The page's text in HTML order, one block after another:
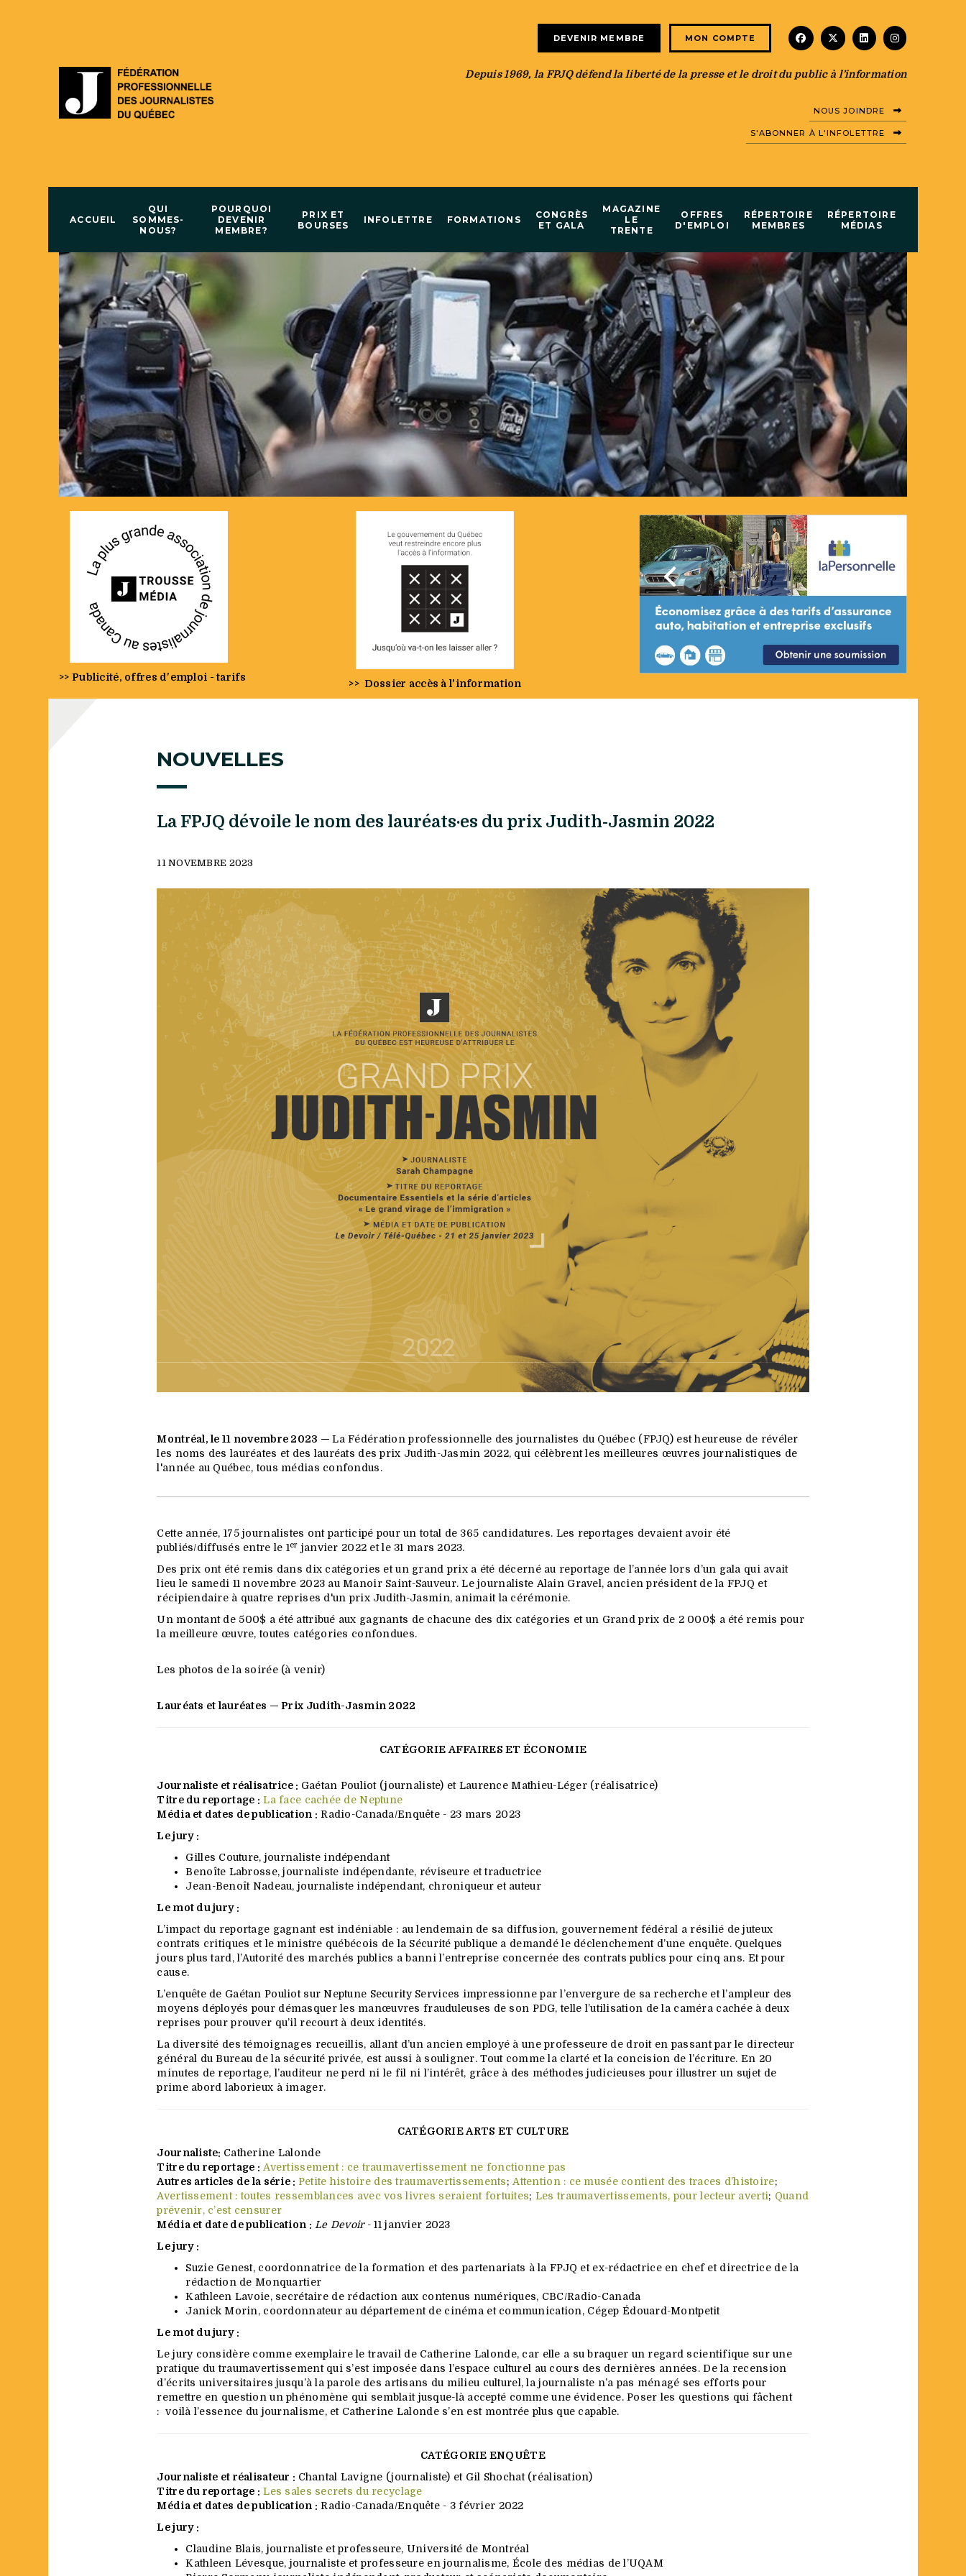
DEVENIR MEMBRE MON COMPTE facebook x-twitterlinkedininstagram
Depuis 1969, la FPJQ défend la liberté de la presse et le droit du public à l’information
NOUS JOINDRE
S'ABONNER À L'INFOLETTRE
ACCUEIL
QUI
SOMMES-
NOUS?
POURQUOI
DEVENIR
MEMBRE?
PRIX ET
BOURSES
INFOLETTRE FORMATIONS
CONGRÈS
ET GALA
MAGAZINE
LE
TRENTE
OFFRES
D'EMPLOI
RÉPERTOIRE
MEMBRES
RÉPERTOIRE
MÉDIAS
>> Publicité, offres d'emploi - tarifs
>> Dossier accès à l'information
Précédent
NOUVELLES
La FPJQ dévoile le nom des lauréats·es du prix Judith-Jasmin 2022
11 NOVEMBRE 2023
Montréal, le 11 novembre 2023 —La Fédération professionnelle des journalistes du Québec (FPJQ) est heureuse de révéler
les noms des lauréates et des lauréats des prix Judith-Jasmin 2022, qui célèbrent les meilleures œuvres journalistiques de
l'année au Québec, tous médias confondus.
Cette année, 175 journalistes ont participé pour un total de 365 candidatures. Les reportages devaient avoir été
publiés/diffusés entre le 1er janvier 2022 et le 31 mars 2023.
Des prix ont été remis dans dix catégories et un grand prix a été décerné au reportage de l’année lors d’un gala qui avait
lieu le samedi 11 novembre 2023 au Manoir Saint-Sauveur. Le journaliste Alain Gravel, ancien président de la FPJQ et
récipiendaire à quatre reprises d'un prix Judith-Jasmin, animait la cérémonie.
Un montant de 500$ a été attribué aux gagnants de chacune des dix catégories et un Grand prix de 2 000$ a été remis pour
la meilleure œuvre, toutes catégories confondues.
Les photos de la soirée (à venir)
Lauréats et lauréates — Prix Judith-Jasmin 2022
CATÉGORIE AFFAIRES ET ÉCONOMIE
Journaliste et réalisatrice : Gaétan Pouliot (journaliste) et Laurence Mathieu-Léger (réalisatrice)
Titre du reportage : La face cachée de Neptune
Média et dates de publication : Radio-Canada/Enquête - 23 mars 2023
Le jury :
Gilles Couture, journaliste indépendant
Benoîte Labrosse, journaliste indépendante, réviseure et traductrice
Jean-Benoît Nadeau, journaliste indépendant, chroniqueur et auteur
Le mot du jury :
L’impact du reportage gagnant est indéniable : au lendemain de sa diffusion, gouvernement fédéral a résilié de juteux
contrats critiques et le ministre québécois de la Sécurité publique a demandé le déclenchement d’une enquête. Quelques
jours plus tard, l’Autorité des marchés publics a banni l’entreprise concernée des contrats publics pour cinq ans. Et pour
cause.
L’enquête de Gaétan Pouliot sur Neptune Security Services impressionne par l’envergure de sa recherche et l’ampleur des
moyens déployés pour démasquer les manœuvres frauduleuses de son PDG, telle l’utilisation de la caméra cachée à deux
reprises pour prouver qu’il recourt à deux identités.
La diversité des témoignages recueillis, allant d’un ancien employé à une professeure de droit en passant par le directeur
général du Bureau de la sécurité privée, est aussi à souligner. Tout comme la clarté et la concision de l’écriture. En 20
minutes de reportage, l’auditeur ne perd ni le fil ni l’intérêt, grâce à des méthodes judicieuses pour illustrer un sujet de
prime abord laborieux à imager.
CATÉGORIE ARTS ET CULTURE
Journaliste: Catherine Lalonde
Titre du reportage : Avertissement : ce traumavertissement ne fonctionne pas
Autres articles de la série : Petite histoire des traumavertissements;Attention : ce musée contient des traces d’histoire;
Avertissement : toutes ressemblances avec vos livres seraient fortuites; Les traumavertissements, pour lecteur averti; Quand
prévenir, c’est censurer
Média et date de publication : Le Devoir - 11 janvier 2023
Le jury :
Suzie Genest, coordonnatrice de la formation et des partenariats à la FPJQ et ex-rédactrice en chef et directrice de la
rédaction de Monquartier
Kathleen Lavoie, secrétaire de rédaction aux contenus numériques, CBC/Radio-Canada
Janick Morin, coordonnateur au département de cinéma et communication, Cégep Édouard-Montpetit
Le mot du jury :
Le jury considère comme exemplaire le travail de Catherine Lalonde, car elle a su braquer un regard scientifique sur une
pratique du traumavertissement qui s’est imposée dans l’espace culturel au cours des dernières années. De la recension
d’écrits universitaires jusqu’à la parole des artisans du milieu culturel, la journaliste n’a pas ménagé ses efforts pour
remettre en question un phénomène qui semblait jusque-là accepté comme une évidence. Poser les questions qui fâchent
: voilà l’essence du journalisme, et Catherine Lalonde s’en est montrée plus que capable.
CATÉGORIE ENQUÊTE
Journaliste et réalisateur : Chantal Lavigne (journaliste) et Gil Shochat (réalisation)
Titre du reportage : Les sales secrets du recyclage
Média et dates de publication : Radio-Canada/Enquête - 3 février 2022
Le jury :
Claudine Blais, journaliste et professeure, Université de Montréal
Kathleen Lévesque, journaliste et professeure en journalisme, École des médias de l’UQAM